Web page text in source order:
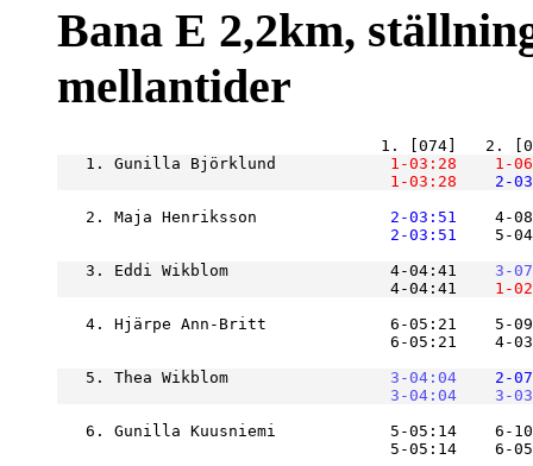
Bana E 2,2km,
mellantider
   1. Gunilla Björklund
    1-03:28
1-
    1-03:28
2-
   2. Maja Henriksson
    2-03:51
4-
    2-03:51
5-
   3. Eddi Wikblom                 4-04:41
3-
                                   4-04:41
1-
4. Hjärpe Ann-Britt             6-05:21    5-
6-05:21    4-
   5. Thea Wikblom
    3-04:04
2-
    3-04:04
3-
6. Gunilla Kuusniemi            5-05:14    6-